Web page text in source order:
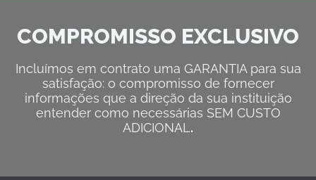
COMPROMISSO EXCLUSIVO
Incluímos em contrato uma GARANTIA para sua
satisfação: o compromisso de fornecer
informações que a direção da sua instituição
entender como necessárias SEM CUSTO
ADICIONAL .